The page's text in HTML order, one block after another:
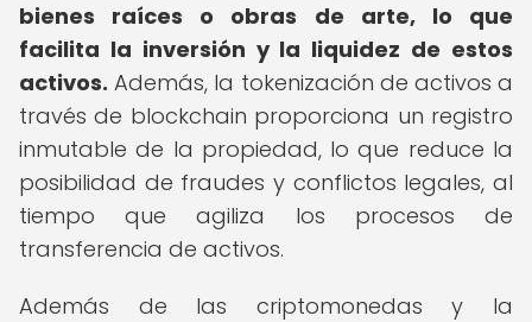
bienes raíces o obras de arte, lo que
facilita la inversión y la liquidez de estos
activos. Además, la tokenización de activos a
través de blockchain proporciona un registro
inmutable de la propiedad, lo que reduce la
posibilidad de fraudes y conflictos legales, al
tiempo que agiliza los procesos de
transferencia de activos.
Además de las criptomonedas y la